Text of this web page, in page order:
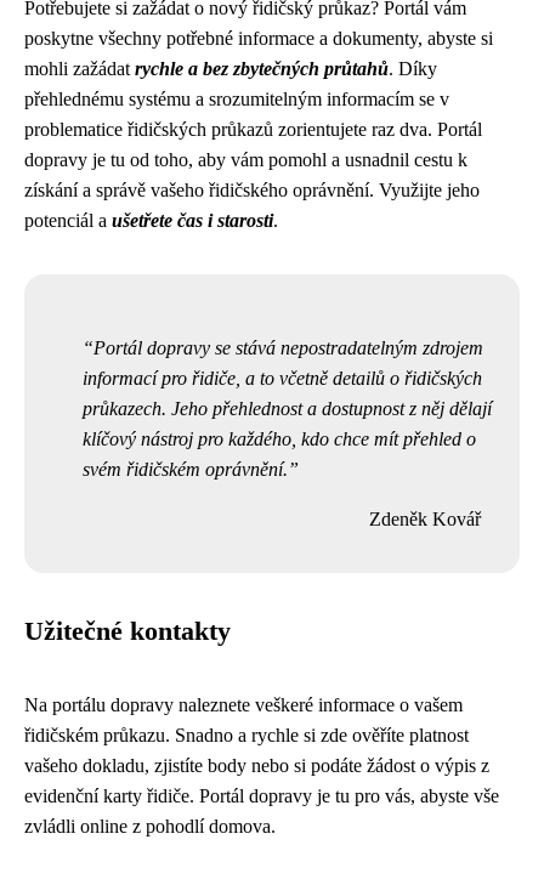
Potřebujete si zažádat o nový řidičský průkaz? Portál vám
poskytne všechny potřebné informace a dokumenty, abyste si
mohli zažádat rychle a bez zbytečných průtahů. Díky
přehlednému systému a srozumitelným informacím se v
problematice řidičských průkazů zorientujete raz dva. Portál
dopravy je tu od toho, aby vám pomohl a usnadnil cestu k
získání a správě vašeho řidičského oprávnění. Využijte jeho
potenciál a ušetřete čas i starosti.
Portál dopravy se stává nepostradatelným zdrojem
informací pro řidiče, a to včetně detailů o řidičských
průkazech. Jeho přehlednost a dostupnost z něj dělají
klíčový nástroj pro každého, kdo chce mít přehled o
svém řidičském oprávnění.
Zdeněk Kovář
Užitečné kontakty
Na portálu dopravy naleznete veškeré informace o vašem
řidičském průkazu. Snadno a rychle si zde ověříte platnost
vašeho dokladu, zjistíte body nebo si podáte žádost o výpis z
evidenční karty řidiče. Portál dopravy je tu pro vás, abyste vše
zvládli online z pohodlí domova.